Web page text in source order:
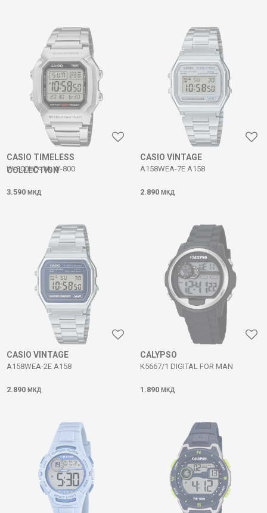
CASIO TIMELESS
COLLECTION
W-800HD-1A W-800
3.590 МКД
CASIO VINTAGE
A158WEA-7E A158
2.890 МКД
CASIO VINTAGE
A158WEA-2E A158
2.890 МКД
CALYPSO
K5667/1 DIGITAL FOR MAN
1.890 МКД